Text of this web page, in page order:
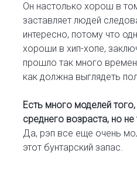
Он настолько хорош в
заставляет людей
интересно, потому что
хороши в хип-хопе,
прошло так много
как должна выглядеть
Есть много моделей
среднего возраста, но
Да, рэп все еще очень
этот бунтарский запас.